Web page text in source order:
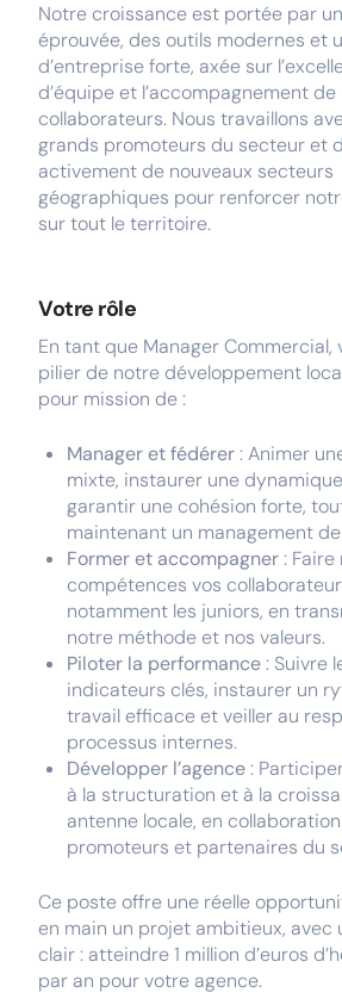
Notre croissance est portée par
éprouvée, des outils modernes et
d’entreprise forte, axée sur
d’équipe et l’accompagnement de
collaborateurs. Nous travaillons
grands promoteurs du secteur et
activement de nouveaux secteurs
géographiques pour renforcer
sur tout le territoire.
Votre rôle
En tant que Manager Commercial,
pilier de notre développement
pour mission de :
Manager et fédérer: Animer
mixte, instaurer une
garantir une cohésion forte,
maintenant un management
Former et accompagner:
compétences vos
notamment les juniors, en
notre méthode et nos valeurs.
Piloter la performance: Suivre
indicateurs clés, instaurer un
travail efficace et veiller au
processus internes.
Développer l’agence:
à la structuration et à la
antenne locale, en
promoteurs et partenaires du
Ce poste offre une réelle
en main un projet ambitieux, avec
clair : atteindre 1 million d’euros
par an pour votre agence.